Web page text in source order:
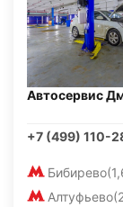
Автосервис
+7 (499) 110-
Бибирево
Алтуфьево